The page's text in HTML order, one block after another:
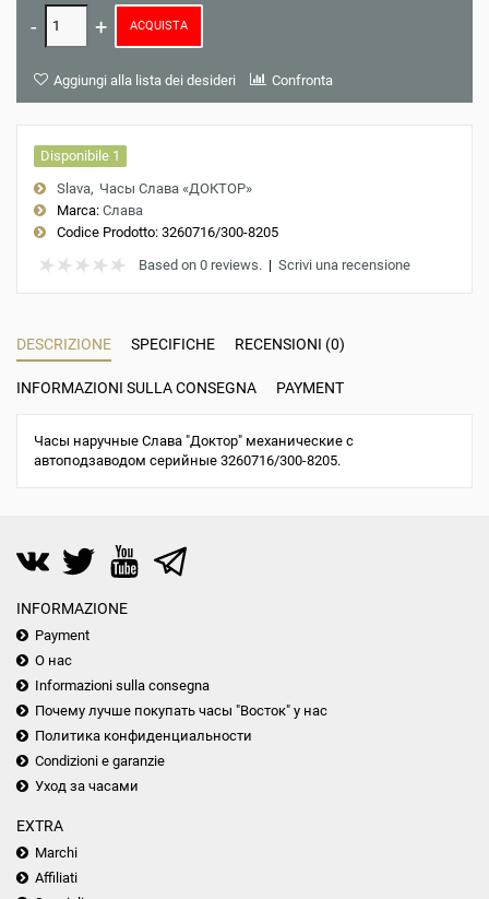
ACQUISTA
Aggiungi alla lista dei desideri Confronta
Disponibile 1
Slava Часы Слава «ДОКТОР»
Marca: Слава
Codice Prodotto: 3260716/300-8205
Based on 0 reviews. | Scrivi una recensione
DESCRIZIONE SPECIFICHE RECENSIONI (0)
INFORMAZIONI SULLA CONSEGNA PAYMENT
Часы наручные Слава "Доктор" механические с
автоподзаводом серийные 3260716/300-8205.
INFORMAZIONE
Payment
О нас
Informazioni sulla consegna
Почему лучше покупать часы "Восток" у нас
Политика конфиденциальности
Condizioni e garanzie
Уход за часами
EXTRA
Marchi
Affiliati